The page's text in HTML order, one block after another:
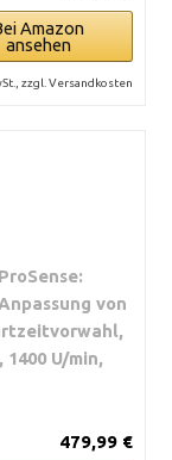
Amazon
ansehen
zzgl. Versandkosten
von
U/min,
479,99 €